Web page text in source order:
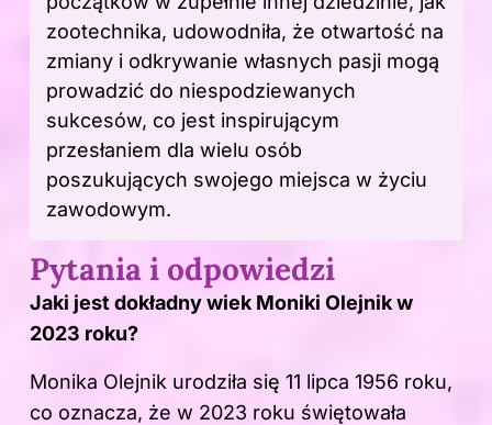
zootechnika, udowodniła, że otwartość na
zmiany i odkrywanie własnych pasji mogą
prowadzić do niespodziewanych
sukcesów, co jest inspirującym
przesłaniem dla wielu osób
poszukujących swojego miejsca w życiu
zawodowym.
Pytania i odpowiedzi
Jaki jest dokładnywiek Moniki Olejnik w
2023 roku?
Monika Olejnik urodziła się 11 lipca 1956 roku,
co oznacza, że w 2023 roku świętowała